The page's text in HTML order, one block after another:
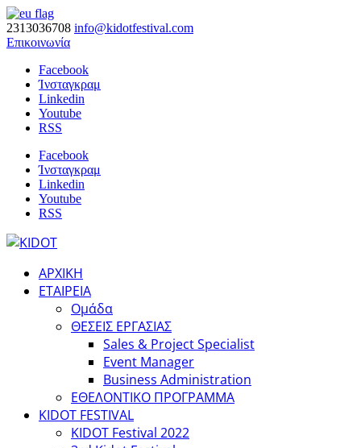
2313036708 info@kidotfestival.com
Επικοινωνία
Facebook
Ίνσταγκραμ
Linkedin
Youtube
RSS
Facebook
Ίνσταγκραμ
Linkedin
Youtube
RSS
ΑΡΧΙΚΗ
ΕΤΑΙΡΕΙΑ
Ομάδα
ΘΕΣΕΙΣ ΕΡΓΑΣΙΑΣ
Sales & Project Specialist
Event Manager
Business Administration
ΕΘΕΛΟΝΤΙΚΟ ΠΡΟΓΡΑΜΜΑ
KIDOT FESTIVAL
KIDOT Festival 2022